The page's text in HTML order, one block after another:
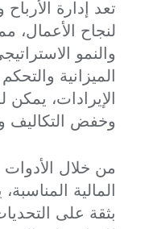
تعد إدارة
لنجاح الأعمال،
والنمو
الميزانية
الإيرادات،
وخفض التكاليف
من خلال الأدوات
المالية
بثقة على